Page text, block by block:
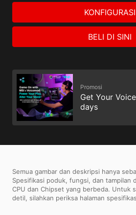
KONFIGURASI
BELI DI SINI
Promosi
Get Your
days
Semua gambar dan deskripsi hanya
Spesifikasi poduk, fungsi, dan tampilan
CPU dan Chipset yang berbeda. Untuk
detil, silahkan periksa halaman